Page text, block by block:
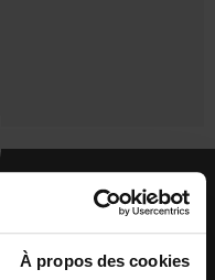
À propos des cookies
offres